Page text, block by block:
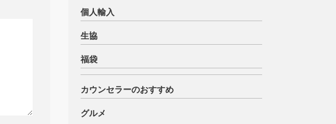
個人輸入
生協
福袋
カウンセラーのおすすめ
グルメ